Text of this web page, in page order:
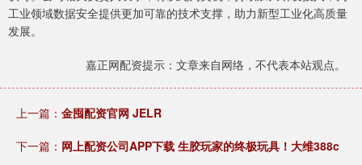
工业领域数据安全提供更加可靠的技术支撑，助力新型工业化高质量
发展。
嘉正网配资提示：文章来自网络，不代表本站观点。
上一篇： 金囤配资官网 JELR
下一篇： 网上配资公司APP下载 生胶玩家的终极玩具！大维388c